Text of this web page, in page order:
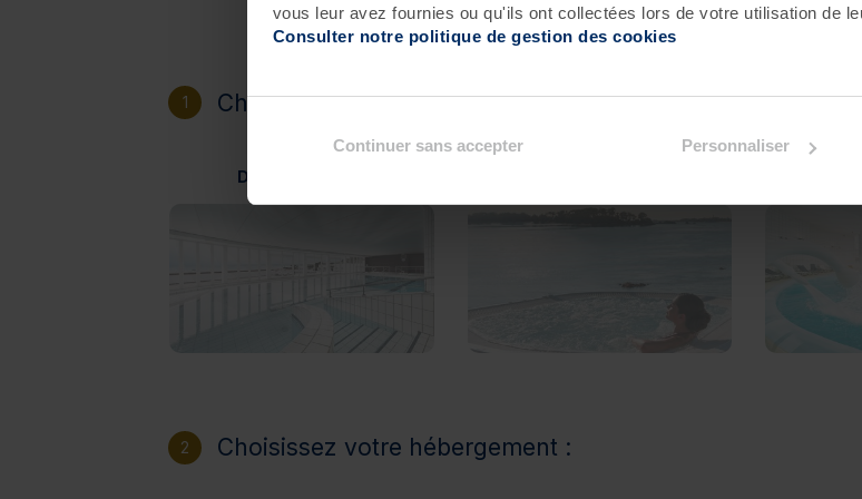
vous leur avez fournies ou qu'ils ont collectées lors de votre utilisation de
Consulter notre politique de gestion des cookies
Continuer sans accepter Personnaliser
1 Choisissez votre destination :
Douarnenez Pornichet
2 Choisissez votre hébergement :